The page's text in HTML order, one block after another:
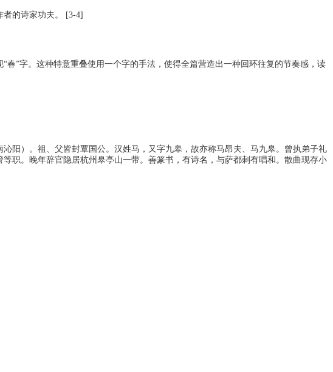
的诗家功夫。 [3-4]
春”字。这种特意重叠使用一个字的手法，使得全篇营造出一种回环往复的节奏感，读
阳）。祖、父皆封覃国公。汉姓马，又字九皋，故亦称马昂夫、马九皋。曾执弟子礼
职。晚年辞官隐居杭州皋亭山一带。善篆书，有诗名，与萨都剌有唱和。散曲现存小